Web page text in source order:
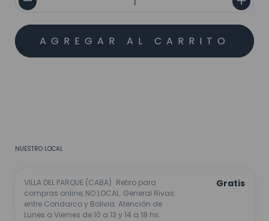
NUESTRO LOCAL
VILLA DEL PARQUE (CABA) Retiro para
compras online, NO LOCAL. General Rivas
entre Condarco y Bolivia. Atención de
Lunes a Viernes de 10 a 13 y 14 a 18 hs.
Gratis